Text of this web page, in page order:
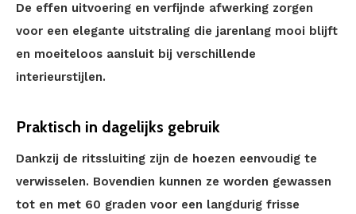
De effen uitvoering en verfijnde afwerking zorgen
voor een elegante uitstraling die jarenlang mooi blijft
en moeiteloos aansluit bij verschillende
interieurstijlen.
Praktisch in dagelijks gebruik
Dankzij de ritssluiting zijn de hoezen eenvoudig te
verwisselen. Bovendien kunnen ze worden gewassen
tot en met 60 graden voor een langdurig frisse